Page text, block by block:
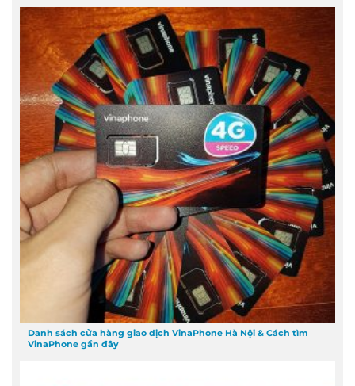
Danh sách cửa hàng giao dịch VinaPhone Hà Nội & Cách tìm
VinaPhone gần đây